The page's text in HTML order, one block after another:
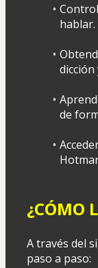
hablar.
de
¿CÓMO
A través del
paso a paso: